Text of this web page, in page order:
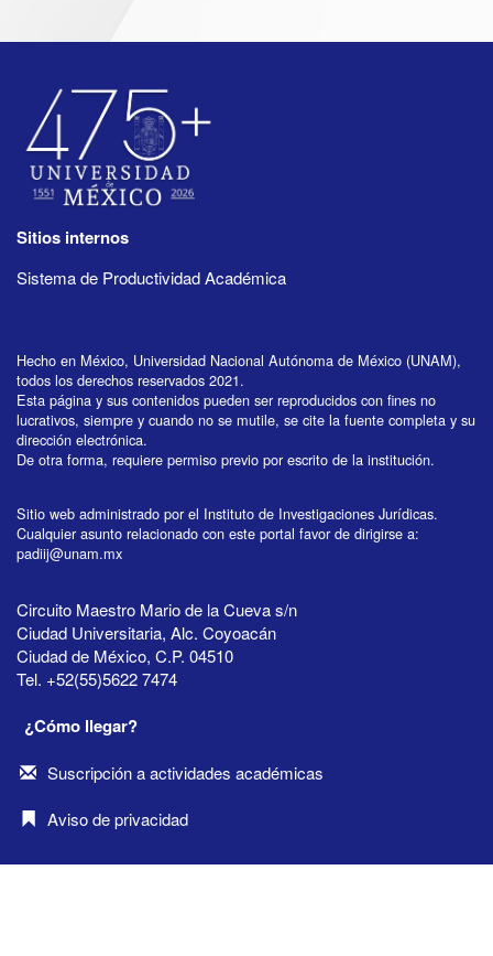
Sitios internos
Sistema de Productividad Académica
Hecho en México, Universidad Nacional Autónoma de México (UNAM),
todos los derechos reservados 2021.
Esta página y sus contenidos pueden ser reproducidos con fines no
lucrativos, siempre y cuando no se mutile, se cite la fuente completa y su
dirección electrónica.
De otra forma, requiere permiso previo por escrito de la institución.
Sitio web administrado por el Instituto de Investigaciones Jurídicas.
Cualquier asunto relacionado con este portal favor de dirigirse a:
padiij@unam.mx
Circuito Maestro Mario de la Cueva s/n
Ciudad Universitaria, Alc. Coyoacán
Ciudad de México, C.P. 04510
Tel. +52(55)5622 7474
¿Cómo llegar?
Suscripción a actividades académicas
Aviso de privacidad